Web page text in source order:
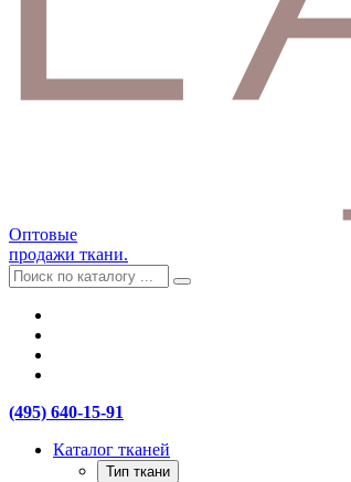
Оптовые
продажи ткани.
(495) 640-15-91
Каталог тканей
Тип ткани